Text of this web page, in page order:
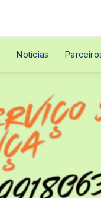
Notícias